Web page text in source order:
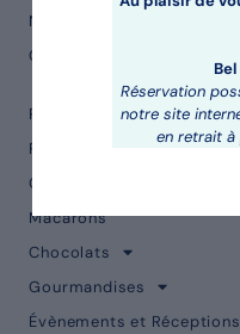
Notre philosophie
Contact
Pâtisseries
Petits fours
Gâteaux de voyage
Macarons
Chocolats
Gourmandises
Évènements et Réceptions
Réservation
notre site
en retrait